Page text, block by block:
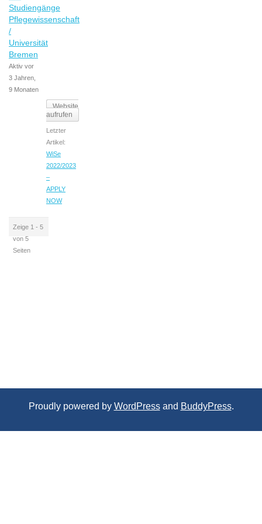
Studiengänge
Pflegewissenschaft
/
Universität
Bremen
Aktiv vor
3 Jahren,
9 Monaten
Website
aufrufen
Letzter
Artikel:
WiSe
2022/2023
–
APPLY
NOW
Zeige 1 - 5
von 5
Seiten
Proudly powered by WordPressand BuddyPress.